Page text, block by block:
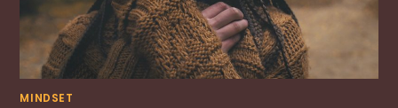
MINDSET